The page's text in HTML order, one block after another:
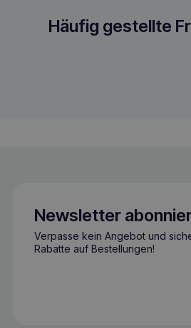
65g frischer Atem
Häufig gestellte
Newsletter
Verpasse kein Angebot und
Rabatte auf Bestellungen!